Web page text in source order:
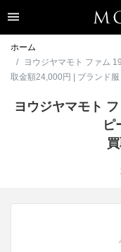
ホーム
ヨウジヤマモト ファム
取金額24,000円 | ブランド
ヨウジヤマモト
ピ